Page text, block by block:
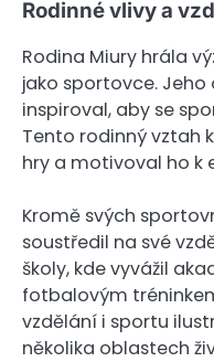
Rodinné vlivy a
Rodina Miury hrála
jako sportovce.
inspiroval, aby se
Tento rodinný vztah
hry a motivoval ho k
Kromě svých
soustředil na své
školy, kde vyvážil
fotbalovým
vzdělání i sportu
několika oblastech